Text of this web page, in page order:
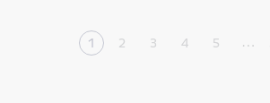
Pašreizējā lapa
1 Lapa
2 Lapa
3 Lapa
4 Lapa
5 …